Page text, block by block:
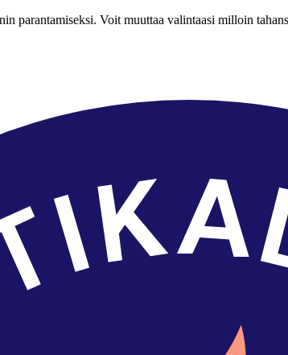
parantamiseksi. Voit muuttaa valintaasi milloin